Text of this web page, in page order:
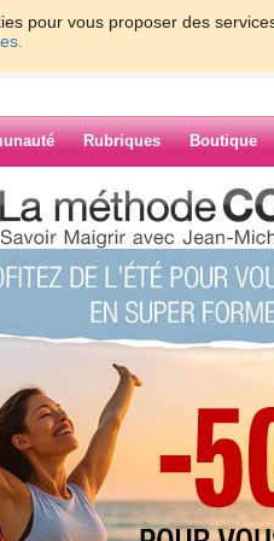
pour vous proposer des
Rubriques Boutique